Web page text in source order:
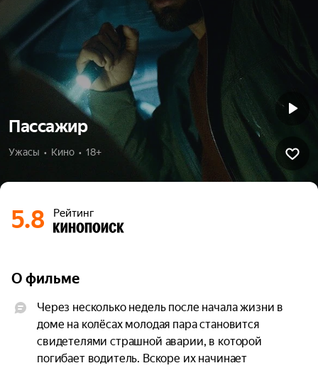
Пассажир
Ужасы  •  Кино  •  18+
5.8 Рейтинг
О фильме
Через несколько недель после начала жизни в
доме на колёсах молодая пара становится
свидетелями страшной аварии, в которой
погибает водитель. Вскоре их начинает